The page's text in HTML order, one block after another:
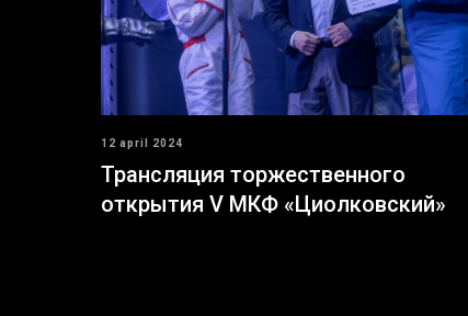
12 april 2024
Трансляция торжественного
открытия V МКФ «Циолковский»